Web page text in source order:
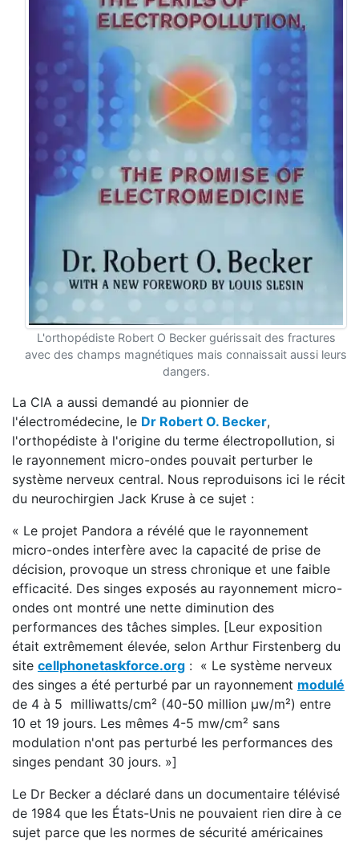
L'orthopédiste Robert O Becker guérissait des fractures
avec des champs magnétiques mais connaissait aussi leurs
dangers.
La CIA a aussi demandé au pionnier de
l'électromédecine, le Dr Robert O. Becker,
l'orthopédiste à l'origine du terme électropollution, si
le rayonnement micro-ondes pouvait perturber le
système nerveux central. Nous reproduisons ici le récit
du neurochirgien Jack Kruse à ce sujet :
« Le projet Pandora a révélé que le rayonnement
micro-ondes interfère avec la capacité de prise de
décision, provoque un stress chronique et une faible
efficacité. Des singes exposés au rayonnement micro-
ondes ont montré une nette diminution des
performances des tâches simples. [Leur exposition
était extrêmement élevée, selon Arthur Firstenberg du
site cellphonetaskforce.org : « Le système nerveux
des singes a été perturbé par un rayonnement modulé
de 4 à 5 milliwatts/cm² (40-50 million μw/m²) entre
10 et 19 jours. Les mêmes 4-5 mw/cm² sans
modulation n'ont pas perturbé les performances des
singes pendant 30 jours. »]
Le Dr Becker a déclaré dans un documentaire télévisé
de 1984 que les États-Unis ne pouvaient rien dire à ce
sujet parce que les normes de sécurité américaines